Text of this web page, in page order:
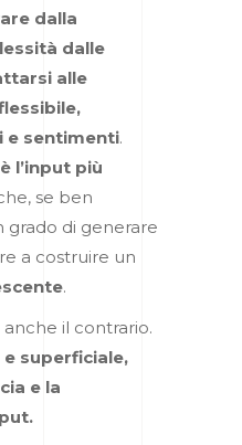
dalla
dalle
alle
e sentimenti.
l’input più
se ben
grado di generare
a costruire un
.
il contrario.
e superficiale,
e la